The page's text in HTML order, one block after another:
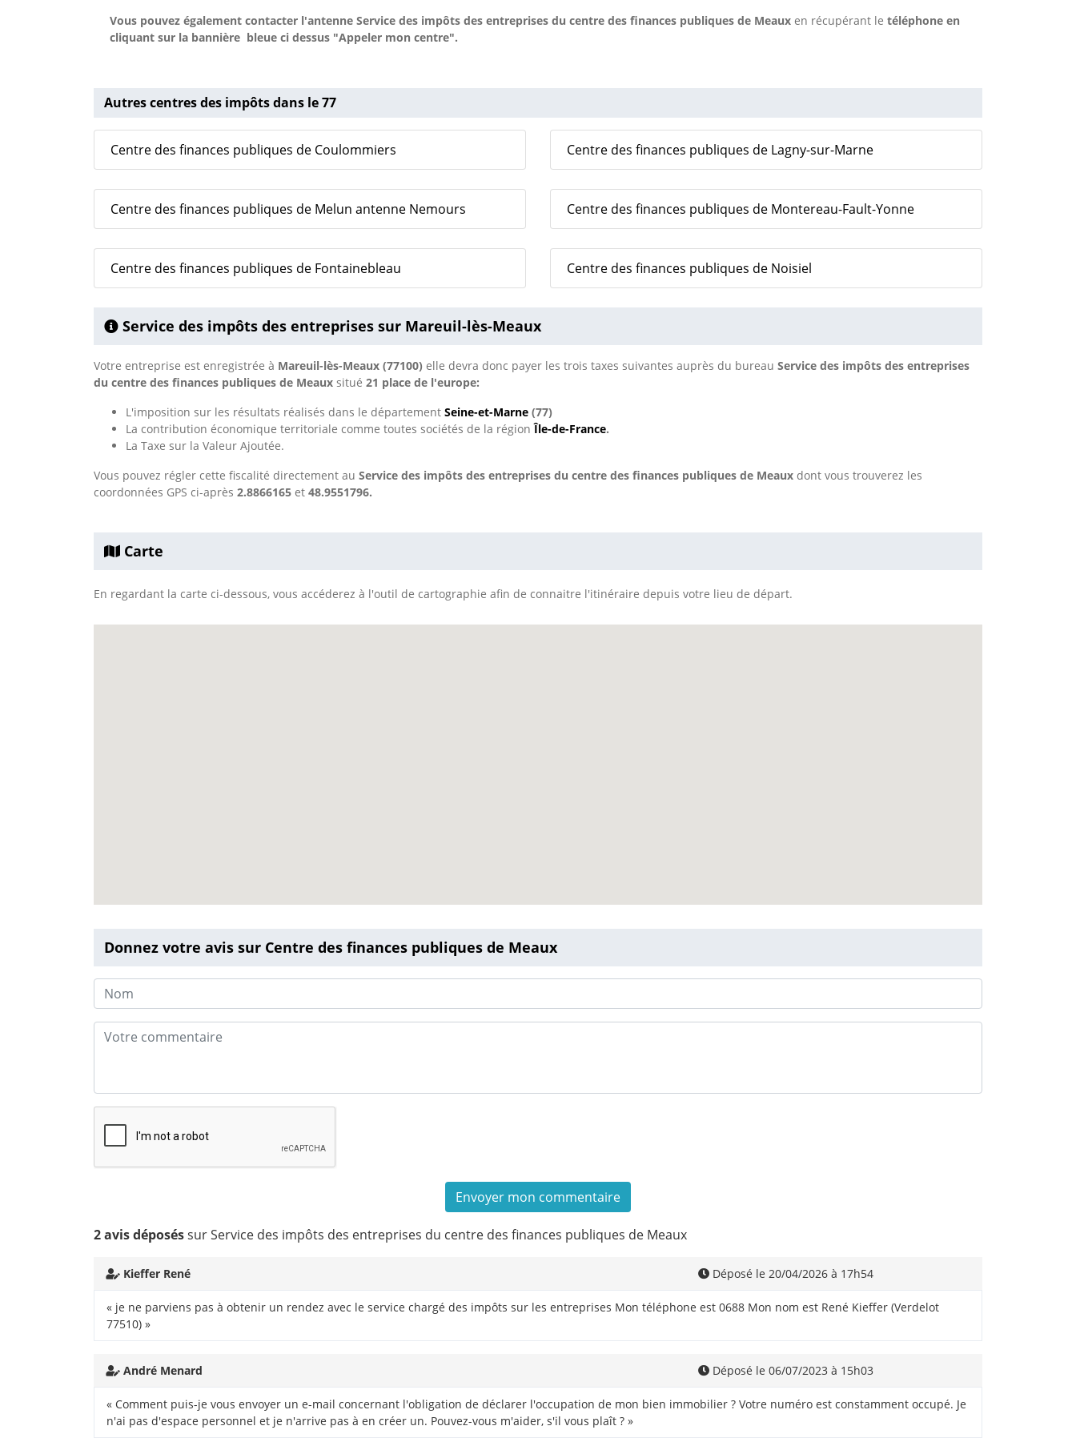
Vous pouvez également contacter l'antenne Service des impôts des entreprises du centre des finances publiques de Meaux en récupérant le téléphone en
cliquant sur la bannière bleue ci dessus "Appeler mon centre".
Autres centres des impôts dans le 77
Centre des finances publiques de Coulommiers Centre des finances publiques de Lagny-sur-Marne
Centre des finances publiques de Melun antenne Nemours Centre des finances publiques de Montereau-Fault-Yonne
Centre des finances publiques de Fontainebleau Centre des finances publiques de Noisiel
Service des impôts des entreprises sur Mareuil-lès-Meaux
Votre entreprise est enregistrée à Mareuil-lès-Meaux (77100) elle devra donc payer les trois taxes suivantes auprès du bureau Service des impôts des entreprises
du centre des finances publiques de Meaux situé 21 place de l'europe:
L'imposition sur les résultats réalisés dans le département Seine-et-Marne (77)
La contribution économique territoriale comme toutes sociétés de la régionÎle-de-France.
La Taxe sur la Valeur Ajoutée.
Vous pouvez régler cette fiscalité directement au Service des impôts des entreprises du centre des finances publiques de Meaux dont vous trouverez les
coordonnées GPS ci-après 2.8866165 et 48.9551796.
Carte
En regardant la carte ci-dessous, vous accéderez à l'outil de cartographie afin de connaitre l'itinéraire depuis votre lieu de départ.
Donnez votre avis sur Centre des finances publiques de Meaux
2 avis déposéssur Service des impôts des entreprises du centre des finances publiques de Meaux
Kieffer René Déposé le 20/04/2026 à 17h54
« je ne parviens pas à obtenir un rendez avec le service chargé des impôts sur les entreprises Mon téléphone est 0688 Mon nom est René Kieffer (Verdelot
77510) »
André Menard Déposé le 06/07/2023 à 15h03
« Comment puis-je vous envoyer un e-mail concernant l'obligation de déclarer l'occupation de mon bien immobilier ? Votre numéro est constamment occupé. Je
n'ai pas d'espace personnel et je n'arrive pas à en créer un. Pouvez-vous m'aider, s'il vous plaît ? »